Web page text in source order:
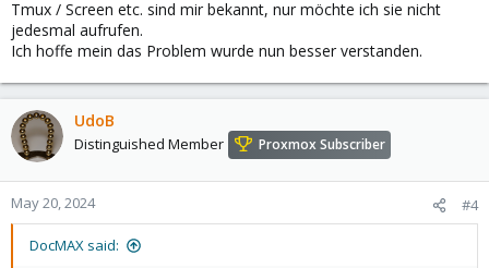
Tmux / Screen etc. sind mir bekannt, nur möchte ich sie nicht
jedesmal aufrufen.
Ich hoffe mein das Problem wurde nun besser verstanden.
UdoB
Distinguished Member Proxmox Subscriber
May 20, 2024 #4
DocMAX said: